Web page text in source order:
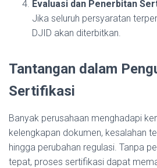
Evaluasi dan Penerbitan
Jika seluruh persyaratan
DJID akan diterbitkan.
Tantangan dalam
Sertifikasi
Banyak perusahaan menghadapi
kelengkapan dokumen, kesalahan
hingga perubahan regulasi. Tanpa
tepat, proses sertifikasi dapat